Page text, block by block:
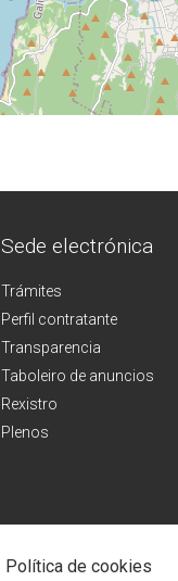
Sede electrónica
Trámites
Perfil contratante
Transparencia
Taboleiro de anuncios
Rexistro
Plenos
Política de cookies